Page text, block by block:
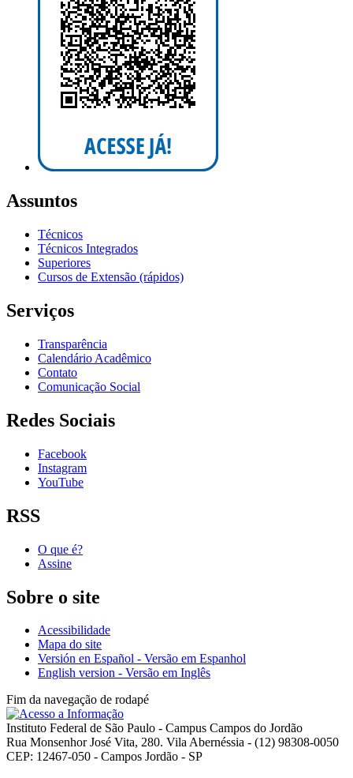
Assuntos
Técnicos
Técnicos Integrados
Superiores
Cursos de Extensão (rápidos)
Serviços
Transparência
Calendário Acadêmico
Contato
Comunicação Social
Redes Sociais
Facebook
Instagram
YouTube
RSS
O que é?
Assine
Sobre o site
Acessibilidade
Mapa do site
Versión en Español - Versão em Espanhol
English version - Versão em Inglês
Fim da navegação de rodapé
Instituto Federal de São Paulo - Campus Campos do Jordão
Rua Monsenhor José Vita, 280. Vila Abernéssia - (12) 98308-0050
CEP: 12467-050 - Campos Jordão - SP